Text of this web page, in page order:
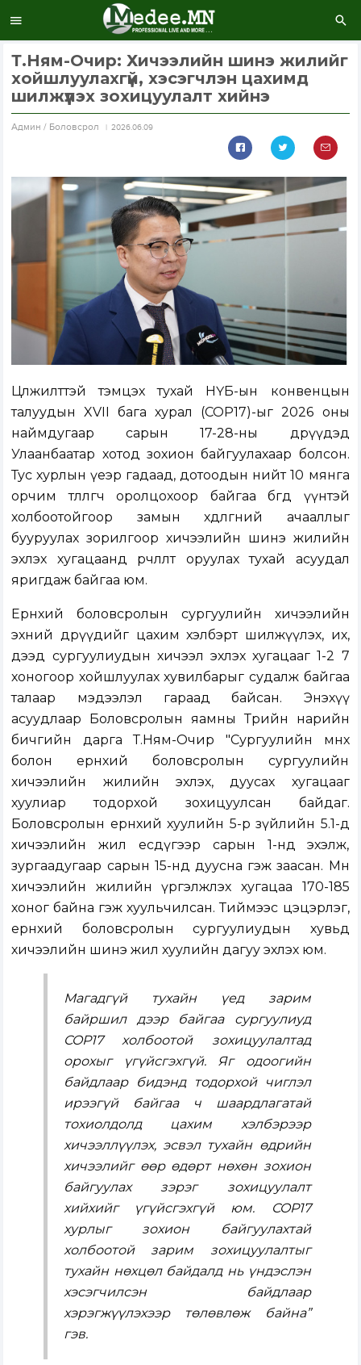
Т.Ням-Очир: Хичээлийн шинэ жилийг
хойшлуулахгүй, хэсэгчлэн цахимд
шилжүүлэх зохицуулалт хийнэ
Aдмин / Боловсрол 2026.06.09
Цөлжилттэй тэмцэх тухай НҮБ-ын конвенцын
талуудын XVII бага хурал (COP17)-ыг 2026 оны
наймдугаар сарын 17-28-ны өдрүүдэд
Улаанбаатар хотод зохион байгуулахаар болсон.
Тус хурлын үеэр гадаад, дотоодын нийт 10 мянга
орчим төлөөлөгч оролцохоор байгаа бөгөөд үүнтэй
холбоотойгоор замын хөдөлгөөний ачааллыг
бууруулах зорилгоор хичээлийн шинэ жилийн
эхлэх хугацаанд өөрчлөлт оруулах тухай асуудал
яригдаж байгаа юм.
Ерөнхий боловсролын сургуулийн хичээлийн
эхний өдрүүдийг цахим хэлбэрт шилжүүлэх, их,
дээд сургуулиудын хичээл эхлэх хугацааг 1-2 7
хоногоор хойшлуулах хувилбарыг судалж байгаа
талаар мэдээлэл гараад байсан. Энэхүү
асуудлаар Боловсролын яамны Төрийн нарийн
бичгийн дарга Т.Ням-Очир "Сургуулийн өмнөх
болон ерөнхий боловсролын сургуулийн
хичээлийн жилийн эхлэх, дуусах хугацааг
хуулиар тодорхой зохицуулсан байдаг.
Боловсролын ерөнхий хуулийн 5-р зүйлийн 5.1-д
хичээлийн жил есдүгээр сарын 1-нд эхэлж,
зургаадугаар сарын 15-нд дуусна гэж заасан. Мөн
хичээлийн жилийн үргэлжлэх хугацаа 170-185
хоног байна гэж хуульчилсан. Тиймээс цэцэрлэг,
ерөнхий боловсролын сургуулиудын хувьд
хичээлийн шинэ жил хуулийн дагуу эхлэх юм.
Магадгүй тухайн үед зарим
байршил дээр байгаа сургуулиуд
COP17 холбоотой зохицуулалтад
орохыг үгүйсгэхгүй. Яг одоогийн
байдлаар бидэнд тодорхой чиглэл
ирээгүй байгаа ч шаардлагатай
тохиолдолд цахим хэлбэрээр
хичээллүүлэх, эсвэл тухайн өдрийн
хичээлийг өөр өдөрт нөхөн зохион
байгуулах зэрэг зохицуулалт
хийхийг үгүйсгэхгүй юм. COP17
хурлыг зохион байгуулахтай
холбоотой зарим зохицуулалтыг
тухайн нөхцөл байдалд нь үндэслэн
хэсэгчилсэн байдлаар
хэрэгжүүлэхээр төлөвлөж байна”
гэв.